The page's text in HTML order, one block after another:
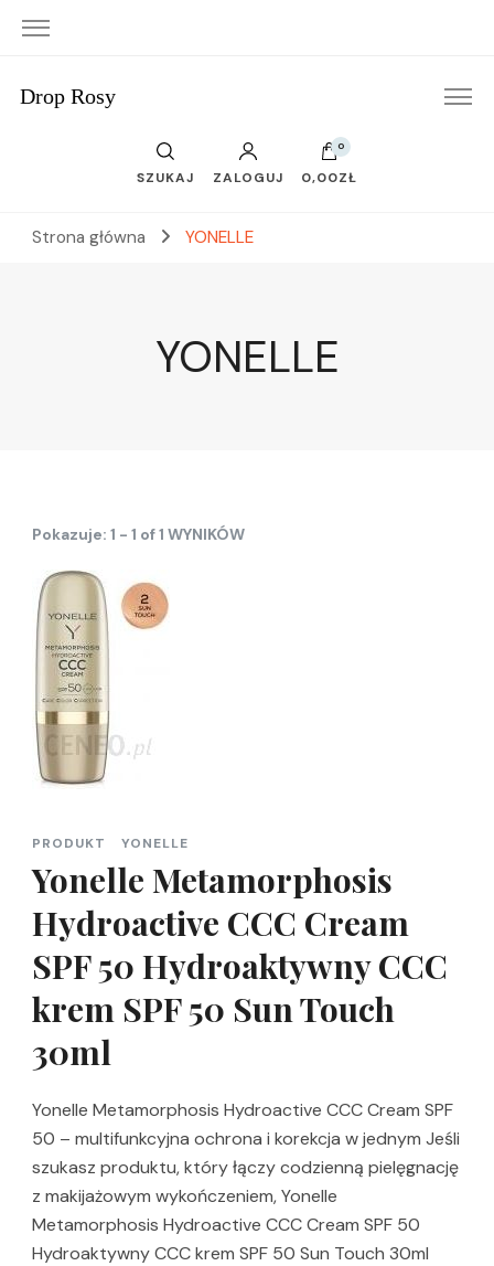
Drop Rosy
SZUKAJ ZALOGUJ
0
0,00ZŁ
Strona główna YONELLE
YONELLE
Pokazuje: 1 - 1 of 1 WYNIKÓW
PRODUKT YONELLE
Yonelle Metamorphosis
Hydroactive CCC Cream
SPF 50 Hydroaktywny CCC
krem SPF 50 Sun Touch
30ml
Yonelle Metamorphosis Hydroactive CCC Cream SPF
50 – multifunkcyjna ochrona i korekcja w jednym Jeśli
szukasz produktu, który łączy codzienną pielęgnację
z makijażowym wykończeniem, Yonelle
Metamorphosis Hydroactive CCC Cream SPF 50
Hydroaktywny CCC krem SPF 50 Sun Touch 30ml